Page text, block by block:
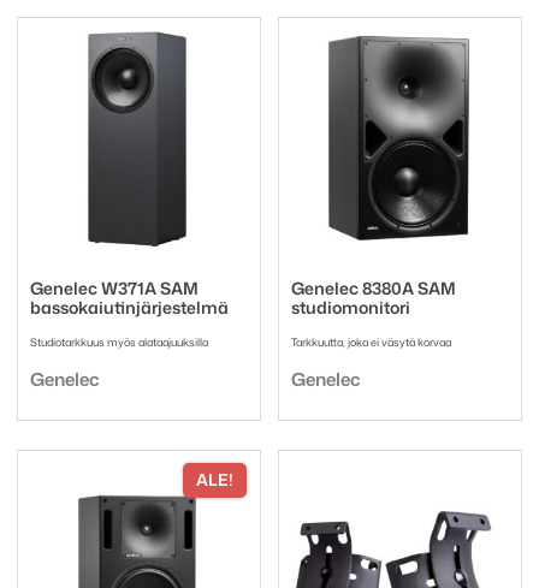
Genelec W371A SAM
bassokaiutinjärjestelmä
Studiotarkkuus myös alataajuuksilla
Tuotemerkki:
Genelec
Genelec 8380A SAM
studiomonitori
Tarkkuutta, joka ei väsytä korvaa
Tuotemerkki:
Genelec
ALE!